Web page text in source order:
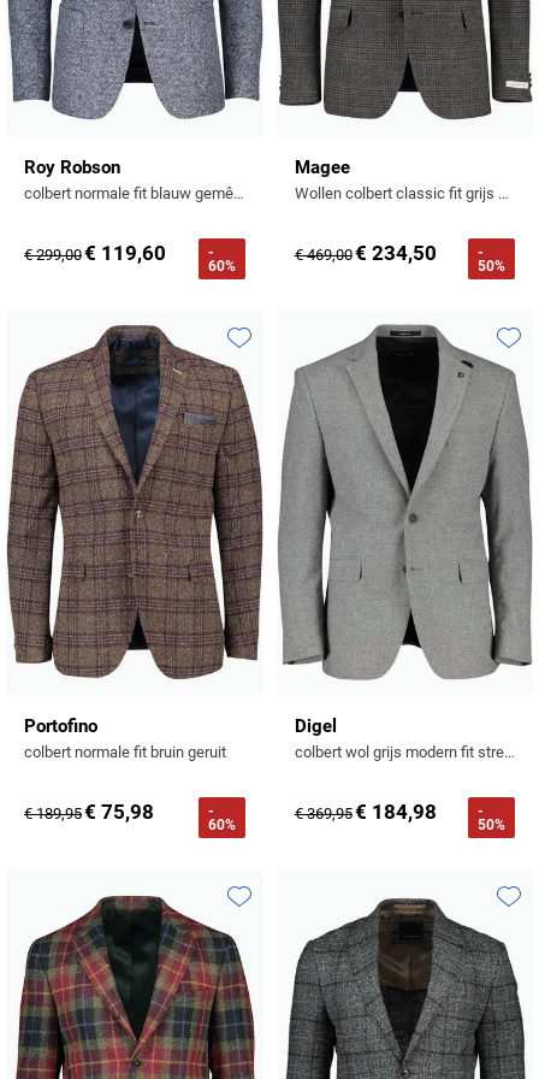
Roy Robson
colbert normale fit blauw gemêleerde
€ 299,00€ 119,60
-
60%
Magee
Wollen colbert classic fit grijs geruit
€ 469,00€ 234,50
-
50%
Portofino
colbert normale fit bruin geruit
€ 189,95€ 75,98
-
60%
Toevoegen aan favorieten
Digel
colbert wol grijs modern fit stretch
€ 369,95€ 184,98
-
50%
Toevoegen aan favorieten